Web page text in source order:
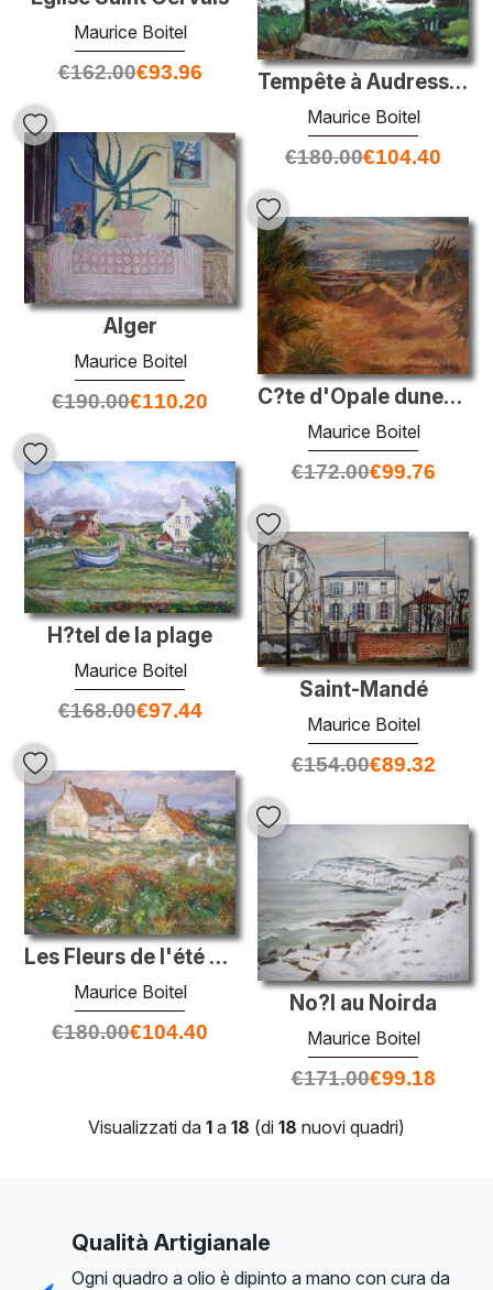
Maurice Boitel
€162.00€93.96 Tempête à Audresselles
Maurice Boitel
€180.00€104.40
Alger
Maurice Boitel
€190.00€110.20 C?te d'Opale dunes au soleil couchant
Maurice Boitel
€172.00€99.76
H?tel de la plage
Maurice Boitel
€168.00€97.44
Saint-Mandé
Maurice Boitel
€154.00€89.32
Les Fleurs de l'été - champ à Slack
Maurice Boitel
€180.00€104.40
No?l au Noirda
Maurice Boitel
€171.00€99.18
Visualizzati da 1 a 18 (di 18 nuovi quadri)
Qualità Artigianale
Ogni quadro a olio è dipinto a mano con cura da